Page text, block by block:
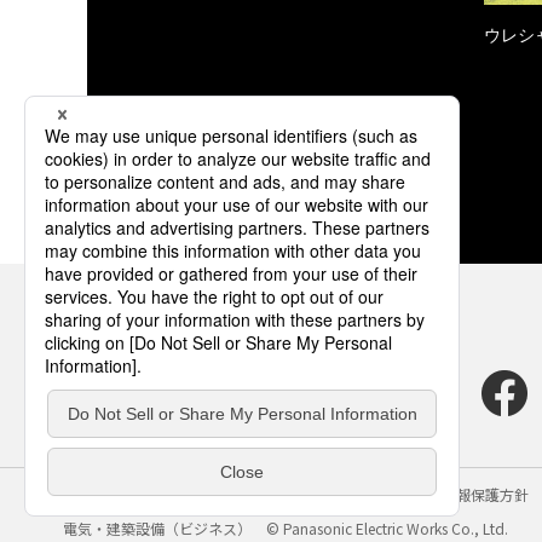
ウレシ
サイトのご利用にあたって クッキーポリシー
個人情報保護方針
電気・建築設備（ビジネス）
© Panasonic Electric Works Co., Ltd.